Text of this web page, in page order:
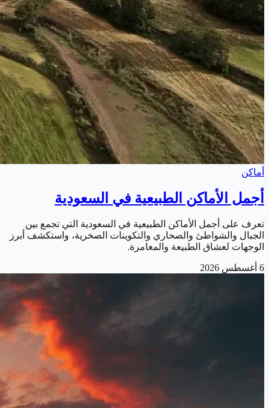
أماكن
أجمل الأماكن الطبيعية في السعودية
تعرف على أجمل الأماكن الطبيعية في السعودية التي تجمع بين
الجبال والشواطئ والصحاري والتكوينات الصخرية، واستكشف أبرز
الوجهات لعشاق الطبيعة والمغامرة.
6 أغسطس 2026